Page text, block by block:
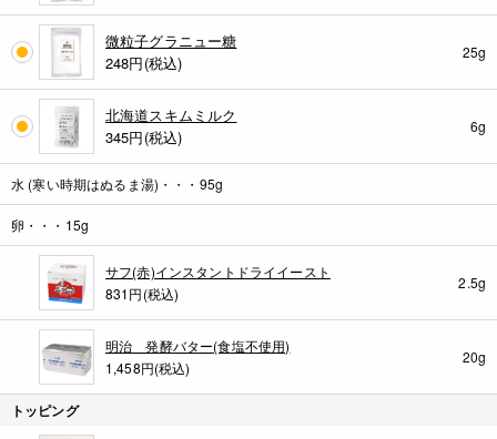
微粒子グラニュー糖
248円(税込)
25g
北海道スキムミルク
345円(税込)
6g
水 (寒い時期はぬるま湯)・・・95g
卵・・・15g
サフ(赤)インスタントドライイースト
831円(税込)
2.5g
明治 発酵バター(食塩不使用)
1,458円(税込)
20g
トッピング